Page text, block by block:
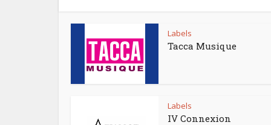
Labels
Tacca Musique
Labels
IV Connexion